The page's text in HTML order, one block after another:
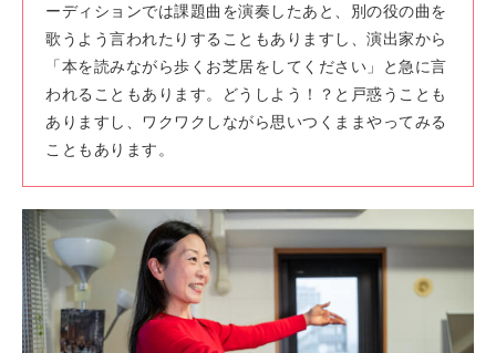
ーディションでは課題曲を演奏したあと、別の役の曲を
歌うよう言われたりすることもありますし、演出家から
「本を読みながら歩くお芝居をしてください」と急に言
われることもあります。どうしよう！？と戸惑うことも
ありますし、ワクワクしながら思いつくままやってみる
こともあります。